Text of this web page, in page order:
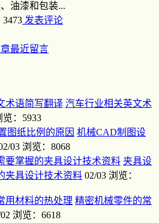
油漆和包装...
3473 发表评论
最近留言
汽车行业相关英文术
览：5933
机械CAD制图设
03 浏览：8068
夹具设
夹具设计技术资料 02/03 浏览：
精密机械零件的常
浏览：6618